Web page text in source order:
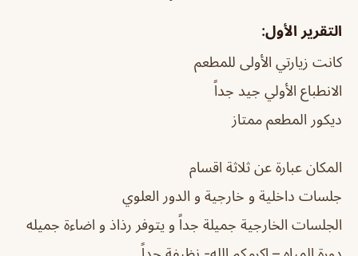
التقرير الأول:
كانت زيارتي الأولى للمطعم
الانطباع الأولي جيد جداً
ديكور المطعم ممتاز
المكان عبارة عن ثلاثة اقسام
جلسات داخلية و خارجية و الدور العلوي
الجلسات الخارجية جميلة جداً و يتوفر رذاذ و اضاءة جميله